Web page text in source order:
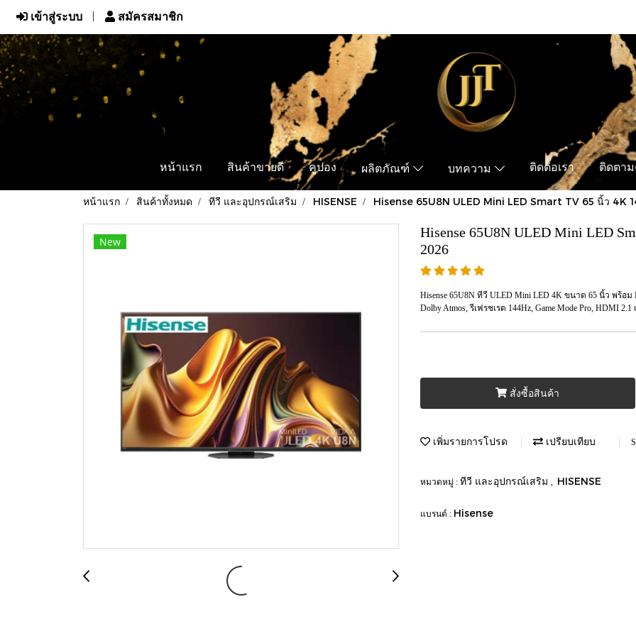
เข้าสู่ระบบ สมัครสมาชิก
หน้าแรก สินค้าขายดี คูปอง ผลิตภัณฑ์ บทความ ติดต่อเรา ติดตา
หน้าแรก สินค้าทั้งหมด ทีวี และอุปกรณ์เสริม HISENSE Hisense 65U8N ULED Mini LED Smart TV 65 นิ้ว 4K
New
Hisense 65U8N ULED Mini LED
2026
Hisense 65U8N ทีวี ULED Mini LED 4K ขนาด 65 นิ้ว พร้อม
Dolby Atmos, รีเฟรชเรต 144Hz, Game Mode Pro, HDMI
สั่งซื้อสินค้า
เพิ่มรายการโปรด เปรียบเทียบ
หมวดหมู่ : ทีวี และอุปกรณ์เสริม HISENSE
แบรนด์ : Hisense